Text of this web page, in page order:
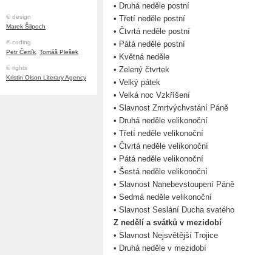
© design
Marek Šilpoch
© coding
Petr Čertík, Tomáš Plešek
© rights
Kristin Olson Literary Agency
• Druhá neděle postní
• Třetí neděle postní
• Čtvrtá neděle postní
• Pátá neděle postní
• Květná neděle
• Zelený čtvrtek
• Velký pátek
• Velká noc Vzkříšení
• Slavnost Zmrtvýchvstání Páně
• Druhá neděle velikonoční
• Třetí neděle velikonoční
• Čtvrtá neděle velikonoční
• Pátá neděle velikonoční
• Šestá neděle velikonoční
• Slavnost Nanebevstoupení Páně
• Sedmá neděle velikonoční
• Slavnost Seslání Ducha svatého
Z nedělí a svátků v mezidobí
• Slavnost Nejsvětější Trojice
• Druhá neděle v mezidobí